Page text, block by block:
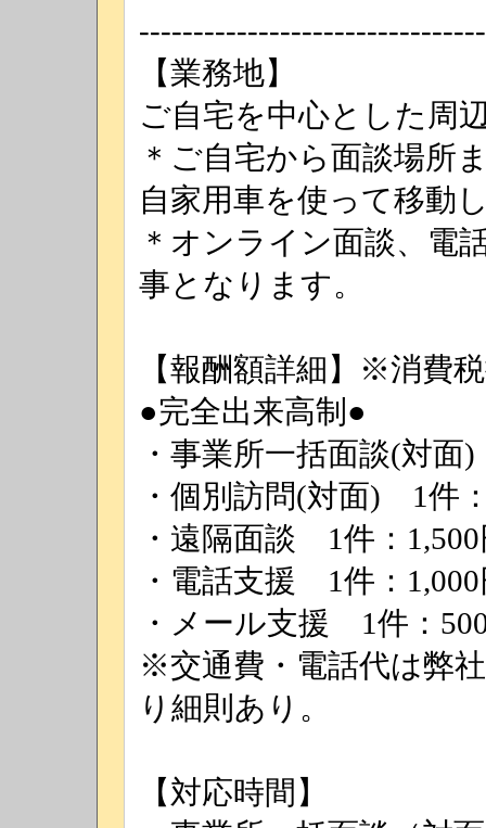
【業務地】
ご自宅を中心とした周
＊ご自宅から面談場所
自家用車を使って移動
＊オンライン面談、電
事となります。
【報酬額詳細】※消費
●完全出来高制●
・事業所一括面談(対
・個別訪問(対面) 1件
・遠隔面談 1件：1,500
・電話支援 1件：1,000
・メール支援 1件：
※交通費・電話代は弊
り細則あり。
【対応時間】